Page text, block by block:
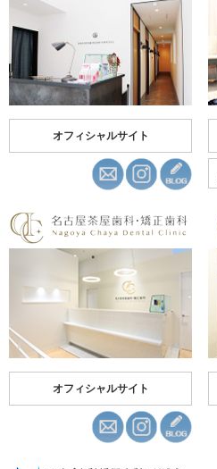
オフィシャルサイト
オフィシャルサイト